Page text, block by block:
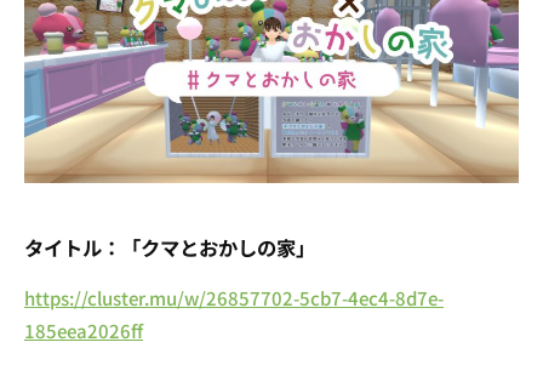
タイトル：「クマとおかしの家」
https://cluster.mu/w/26857702-5cb7-4ec4-8d7e-
185eea2026ff